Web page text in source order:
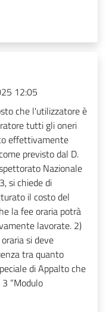
12:05
che l'utilizzatore è
tutti gli oneri
effettivamente
previsto dal D.
Nazionale
si chiede di
il costo del
la fee oraria potrà
lavorate. 2)
si deve
tra quanto
di Appalto che
“Modulo